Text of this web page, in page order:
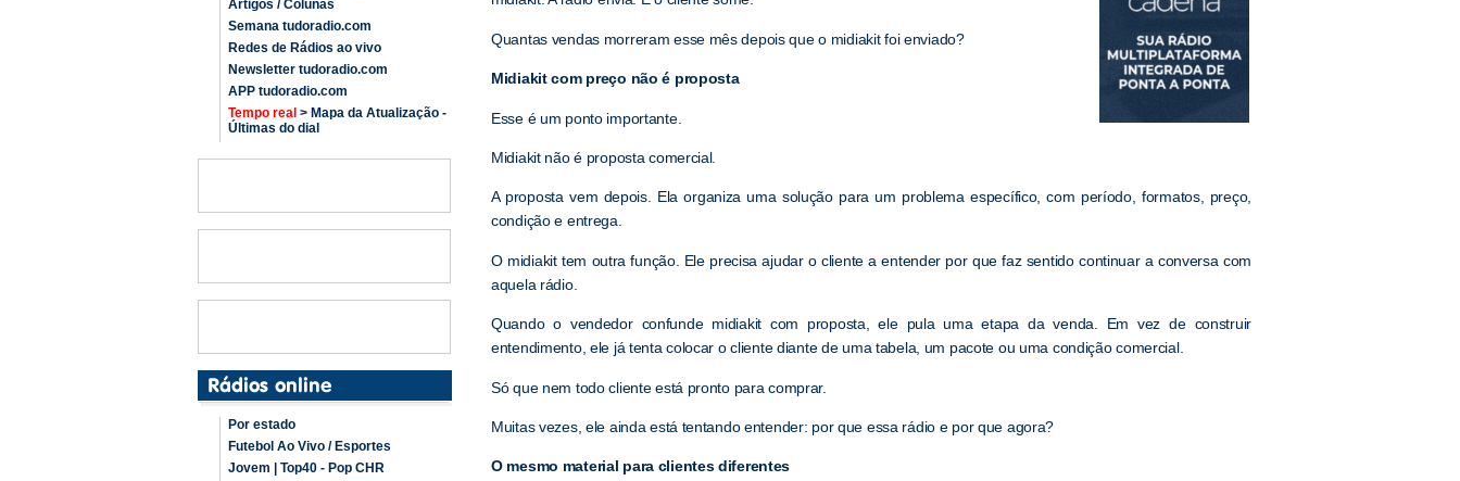
Artigos / Colunas
Semana tudoradio.com
Redes de Rádios ao vivo
Newsletter tudoradio.com
APP tudoradio.com
Tempo real > Mapa da Atualização -
Últimas do dial
Por estado
Futebol Ao Vivo / Esportes
Jovem | Top40 - Pop CHR
Quantas vendas morreram esse mês depois que o midiakit foi enviado?
Midiakit com preço não é proposta
Esse é um ponto importante.
Midiakit não é proposta comercial.
A proposta vem depois. Ela organiza uma solução para um problema específico, com período, formatos, preço,
condição e entrega.
O midiakit tem outra função. Ele precisa ajudar o cliente a entender por que faz sentido continuar a conversa com
aquela rádio.
Quando o vendedor confunde midiakit com proposta, ele pula uma etapa da venda. Em vez de construir
entendimento, ele já tenta colocar o cliente diante de uma tabela, um pacote ou uma condição comercial.
Só que nem todo cliente está pronto para comprar.
Muitas vezes, ele ainda está tentando entender: por que essa rádio e por que agora?
O mesmo material para clientes diferentes